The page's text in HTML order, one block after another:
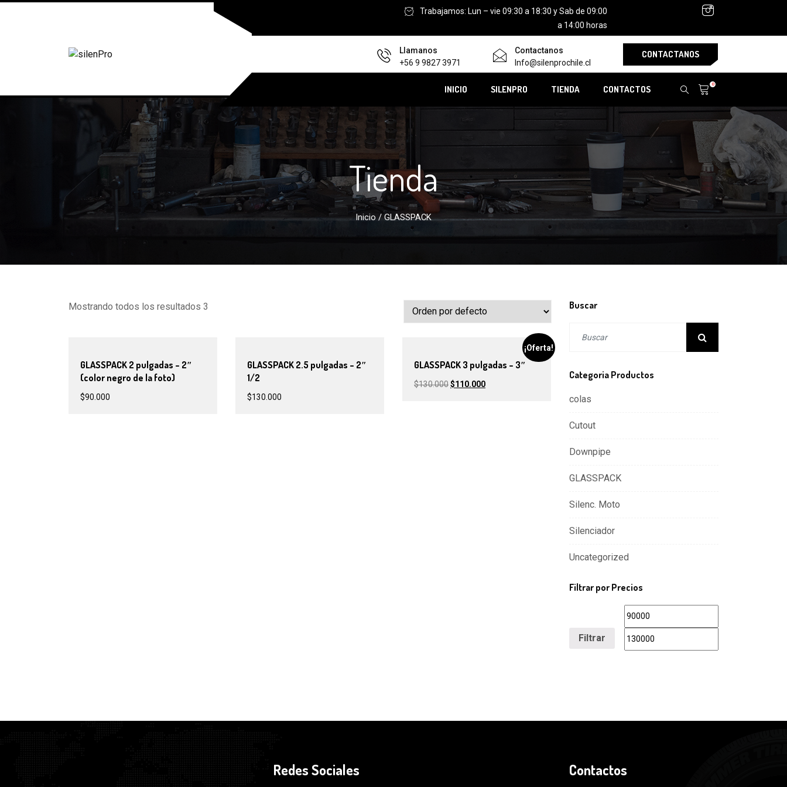
Trabajamos: Lun – vie 09:30 a 18:30 y Sab de 09:00
a 14:00 horas
Llamanos
+56 9 9827 3971
Contactanos
Info@silenprochile.cl
CONTACTANOS
INICIO SILENPRO TIENDA CONTACTOS 0
Tienda
Inicio / GLASSPACK
Mostrando todos los resultados 3
GLASSPACK 2 pulgadas – 2″
(color negro de la foto)
$90.000
GLASSPACK 2.5 pulgadas – 2″
1/2
$130.000
¡Oferta!
GLASSPACK 3 pulgadas – 3″
$130.000$110.000
Buscar
Categoria Productos
colas
Cutout
Downpipe
GLASSPACK
Silenc. Moto
Silenciador
Uncategorized
Filtrar por Precios
Filtrar
Redes Sociales Contactos